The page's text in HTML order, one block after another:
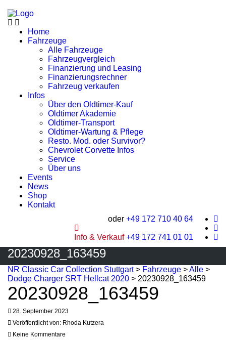
Home
Fahrzeuge
Alle Fahrzeuge
Fahrzeugvergleich
Finanzierung und Leasing
Finanzierungsrechner
Fahrzeug verkaufen
Infos
Über den Oldtimer-Kauf
Oldtimer Akademie
Oldtimer-Transport
Oldtimer-Wartung & Pflege
Resto. Mod. oder Survivor?
Chevrolet Corvette Infos
Service
Über uns
Events
News
Shop
Kontakt
oder +49 172 710 40 64
Info & Verkauf+49 172 741 01 01
20230928_163459
NR Classic Car Collection Stuttgart> Fahrzeuge >Alle >
Dodge Charger SRT Hellcat 2020 > 20230928_163459
20230928_163459
28. September 2023
Veröffentlicht von: Rhoda Kutzera
Keine Kommentare